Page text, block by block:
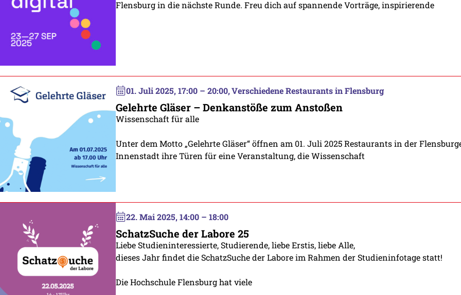
Flensburg in die nächste Runde. Freu dich auf spannende Vorträge, inspirierende
01. Juli 2025, 17:00 – 20:00 Verschiedene Restaurants in Flensburg
Gelehrte Gläser – Denkanstöße zum Anstoßen
Wissenschaft für alle
Unter dem Motto „Gelehrte Gläser“ öffnen am 01. Juli 2025 Restaurants in der
Innenstadt ihre Türen für eine Veranstaltung, die Wissenschaft
22. Mai 2025, 14:00 – 18:00
SchatzSuche der Labore 25
Liebe Studieninteressierte, Studierende, liebe Erstis, liebe Alle,
dieses Jahr findet die SchatzSuche der Labore im Rahmen der Studieninfotage statt!
Die Hochschule Flensburg hat viele